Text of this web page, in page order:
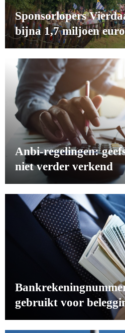
Sponsorlopers
bijna 1,7 miljoen
Anbi-regelingen:
niet verder verkend
gebruikt voor